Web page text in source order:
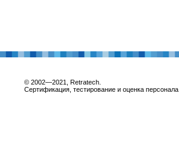
© 2002—2021, Retratech.
Сертификация, тестирование и оценка персонала.